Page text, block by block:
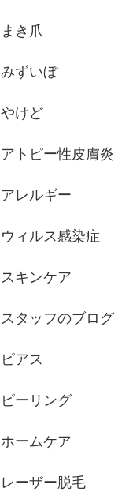
まき爪
みずいぼ
やけど
アトピー性皮膚炎
アレルギー
ウィルス感染症
スキンケア
スタッフのブログ
ピアス
ピーリング
ホームケア
レーザー脱毛